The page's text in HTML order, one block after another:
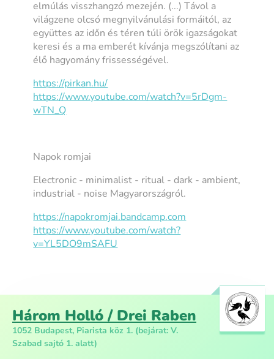
elmúlás visszhangzó mezején. (...) Távol a
világzene olcsó megnyilvánulási formáitól, az
együttes az időn és téren túli örök igazságokat
keresi és a ma emberét kívánja megszólítani az
élő hagyomány frissességével.
https://pirkan.hu/
https://www.youtube.com/watch?v=5rDgm-
wTN_Q
Napok romjai
Electronic - minimalist - ritual - dark - ambient,
industrial - noise Magyarországról.
https://napokromjai.bandcamp.com
https://www.youtube.com/watch?
v=YL5DO9mSAFU
Három Holló / Drei Raben
1052 Budapest, Piarista köz 1. (bejárat: V.
Szabad sajtó 1. alatt)